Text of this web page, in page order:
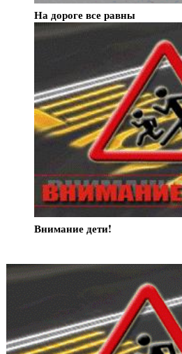
На дороге все равны
Внимание дети!